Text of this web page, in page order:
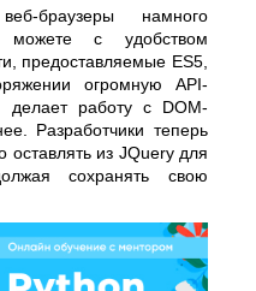
браузеры намного
можете с удобством
предоставляемые ES5,
огромную API-
делает работу с DOM-
Разработчики теперь
оставлять из JQuery для
сохранять свою